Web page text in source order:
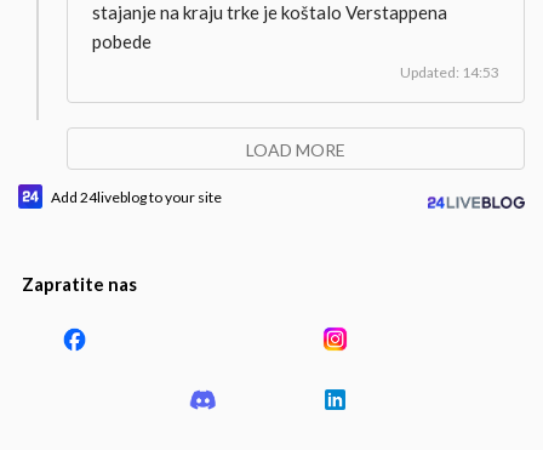
stajanje na kraju trke je koštalo Verstappena
pobede
Updated: 14:53
LOAD MORE
Add 24liveblog to your site
Zapratite nas